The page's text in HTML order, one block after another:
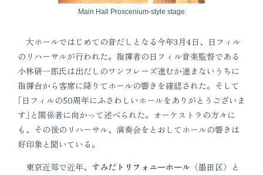
Main Hall Proscenium-style stage
大ホールではじめての音だしとなる今年3月4日、日フィル
のリハーサルが行われた。指揮者の日フィル音楽監督である
小林研一郎氏は出だしのワンフレーズ進むか進まないうちに
指揮台から客席に降りてホールの響きを確認された。そして
｢日フィルの50周年にふさわしいホールをありがとうございま
す｣と関係者に向かって述べられた。オーケストラの方々に
も、その後のリハーサル、演奏会をとおしてホールの響きは
好印象と聞いている。
東京近郊で近年、 すみだトリフォニーホール （墨田区）と